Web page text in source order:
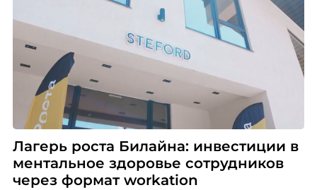
Лагерь роста Билайна: инвестиции в
ментальное здоровье сотрудников
через формат workation